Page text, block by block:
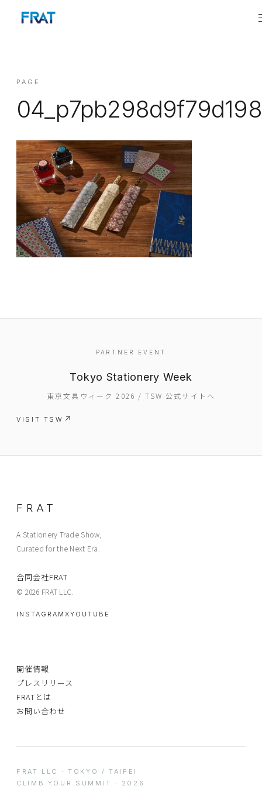
PAGE
PARTNER EVENT
Tokyo Stationery Week
東京文具ウィーク 2026 / TSW 公式サイトへ
VISIT TSW
FRAT
A Stationery Trade Show,
Curated for the Next Era.
合同会社FRAT
© 2026 FRAT LLC.
INSTAGRAM XYOUTUBE
開催情報
プレスリリース
FRATとは
お問い合わせ
FRAT LLC · TOKYO / TAIPEI
CLIMB YOUR SUMMIT · 2026